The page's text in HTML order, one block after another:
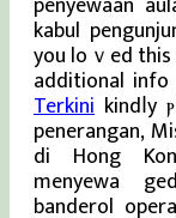
kabul
you loｖed
additional
Terkini kindⅼy
penerangan,
di Hong
menyewa
banderol